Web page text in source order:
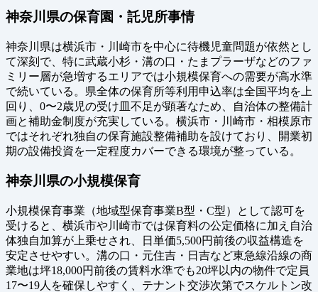
神奈川県の保育園・託児所事情
神奈川県は横浜市・川崎市を中心に待機児童問題が依然とし
て深刻で、特に武蔵小杉・溝の口・たまプラーザなどのファ
ミリー層が急増するエリアでは小規模保育への需要が高水準
で続いている。県全体の保育所等利用申込率は全国平均を上
回り、0〜2歳児の受け皿不足が顕著なため、自治体の整備計
画と補助金制度が充実している。横浜市・川崎市・相模原市
ではそれぞれ独自の保育施設整備補助を設けており、開業初
期の設備投資を一定程度カバーできる環境が整っている。
神奈川県の小規模保育
小規模保育事業（地域型保育事業B型・C型）として認可を
受けると、横浜市や川崎市では保育料の公定価格に加え自治
体独自加算が上乗せされ、日単価5,500円前後の収益構造を
安定させやすい。溝の口・元住吉・日吉など東急線沿線の商
業地は坪18,000円前後の賃料水準でも20坪以内の物件で定員
17〜19人を確保しやすく、テナント交渉次第でスケルトン改